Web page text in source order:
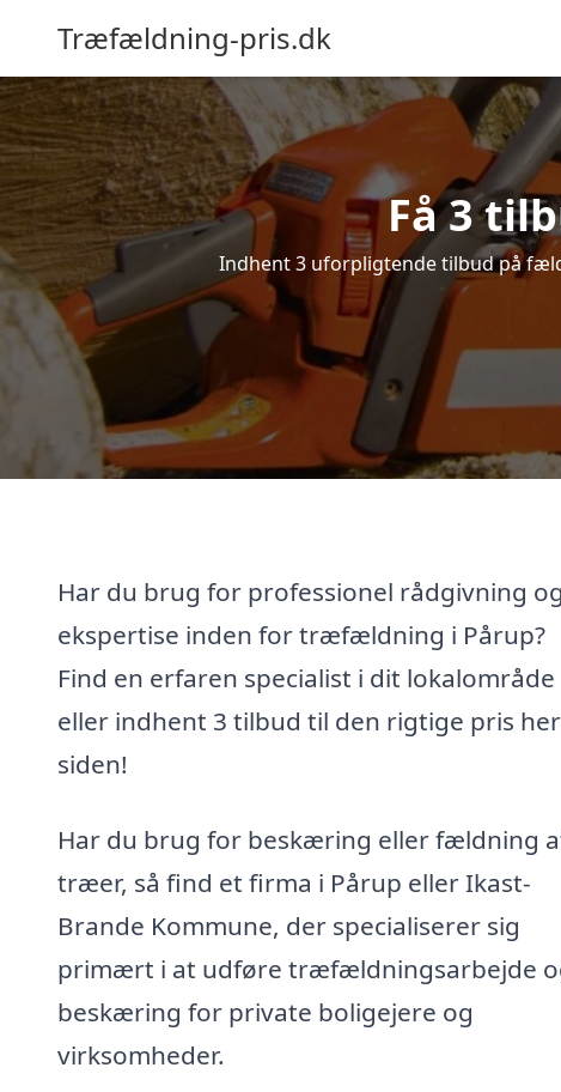
Træfældning-pris.dk
Få 3
Indhent 3 uforpligtende tilbud på
Har du brug for professionel rådgivning og
ekspertise inden for træfældning i Pårup?
Find en erfaren specialist i dit lokalområde
eller indhent 3 tilbud til den rigtige pris
siden!
Har du brug for beskæring eller fældning
træer, så find et firma i Pårup eller Ikast-
Brande Kommune, der specialiserer sig
primært i at udføre træfældningsarbejde
beskæring for private boligejere og
virksomheder.